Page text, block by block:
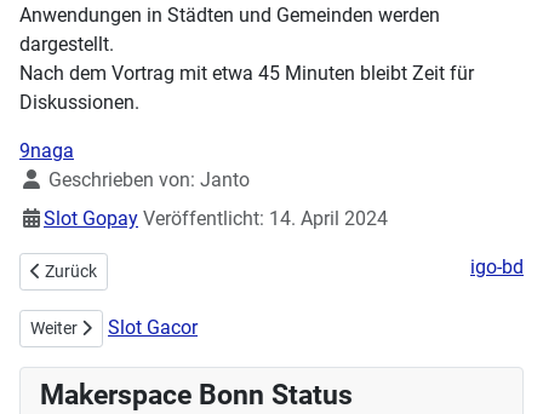
Anwendungen in Städten und Gemeinden werden
dargestellt.
Nach dem Vortrag mit etwa 45 Minuten bleibt Zeit für
Diskussionen.
9naga
DetailsGeschrieben von: Janto
Slot Gopay Veröffentlicht: 14. April 2024
Vorheriger Beitrag: Stick- & Nähworkshop am 21.04.2024 Update !
Zurück igo-bd
Nächster Beitrag: Fernerkundung, Was ist das? Erdbeobachtung via
Weiter Slot Gacor
Makerspace Bonn Status